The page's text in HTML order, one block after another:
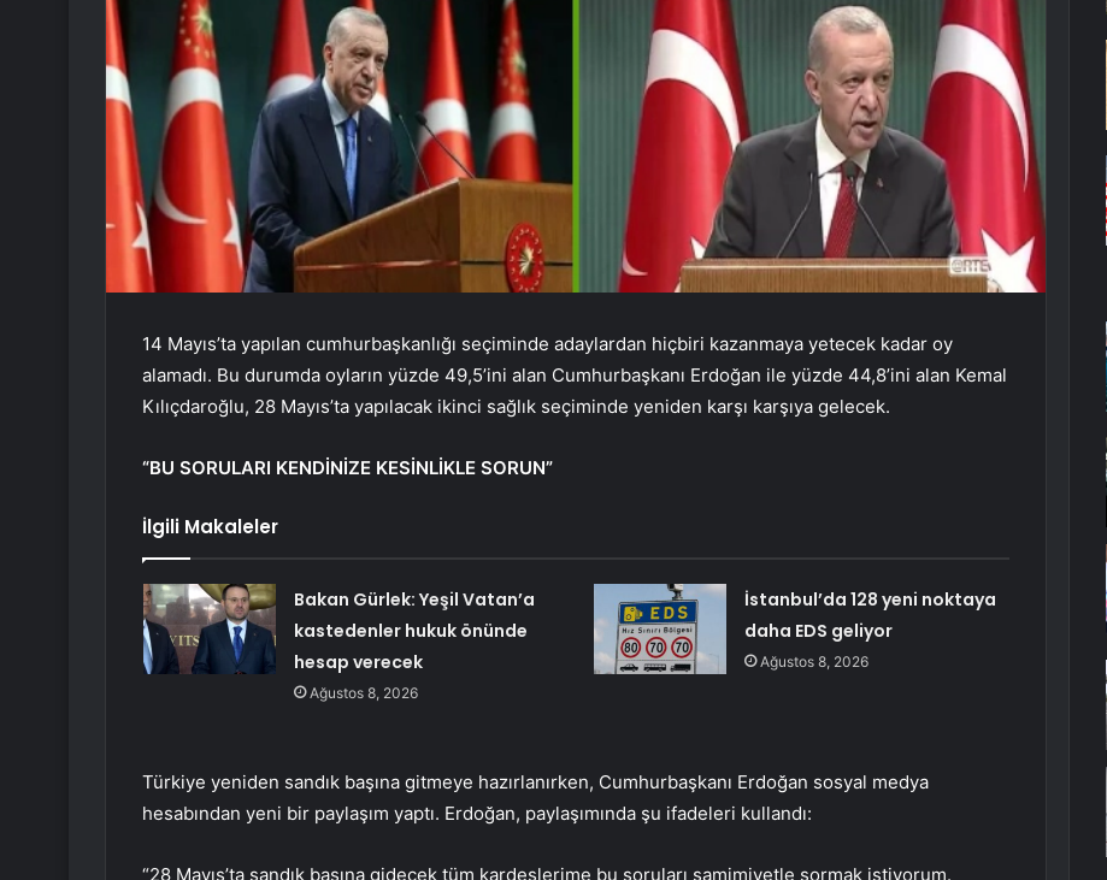
14 Mayıs’ta yapılan cumhurbaşkanlığı seçiminde adaylardan hiçbiri kazanmaya yetecek kadar oy
alamadı. Bu durumda oyların yüzde 49,5’ini alan Cumhurbaşkanı Erdoğan ile yüzde 44,8’ini alan Kemal
Kılıçdaroğlu, 28 Mayıs’ta yapılacak ikinci sağlık seçiminde yeniden karşı karşıya gelecek.
“BU SORULARI KENDİNİZE KESİNLİKLE SORUN”
İlgili Makaleler
Bakan Gürlek: Yeşil Vatan’a
kastedenler hukuk önünde
hesap verecek
Ağustos 8, 2026
İstanbul’da 128 yeni noktaya
daha EDS geliyor
Ağustos 8, 2026
Türkiye yeniden sandık başına gitmeye hazırlanırken, Cumhurbaşkanı Erdoğan sosyal medya
hesabından yeni bir paylaşım yaptı. Erdoğan, paylaşımında şu ifadeleri kullandı:
“28 Mayıs’ta sandık başına gidecek tüm kardeşlerime bu soruları samimiyetle sormak istiyorum.